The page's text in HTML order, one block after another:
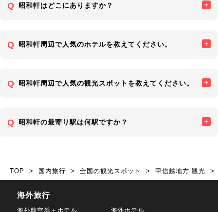
昭和軒はどこにありますか？
昭和軒周辺で人気のホテルを教えてください。
昭和軒周辺で人気の観光スポットを教えてください。
昭和軒の最寄り駅は何駅ですか？
TOP 国内旅行 全国の観光スポット 甲信越地方 観光
海外旅行
海外航空券＋ホテル
海外ホテル